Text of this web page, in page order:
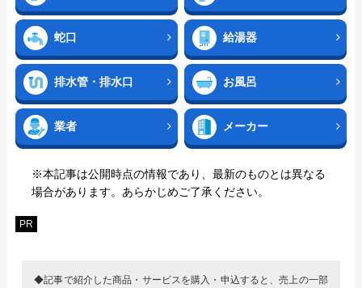
蛇口 給湯器
排水管・排水口 お風呂
業者 メーカー
※本記事は公開時点の情報であり、最新のものとは異なる
場合があります。あらかじめご了承ください。
PR
◆記事で紹介した商品・サービスを購入・申込すると、売上の一部